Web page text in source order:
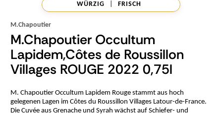
WÜRZIG FRISCH
M.Chapoutier
M.Chapoutier Occultum
Lapidem,Côtes de Roussillon
Villages ROUGE 2022 0,75l
M. Chapoutier Occultum Lapidem Rouge stammt aus hoch
gelegenen Lagen im Côtes du Roussillon Villages Latour-de-France.
Die Cuvée aus Grenache und Syrah wächst auf Schiefer- und